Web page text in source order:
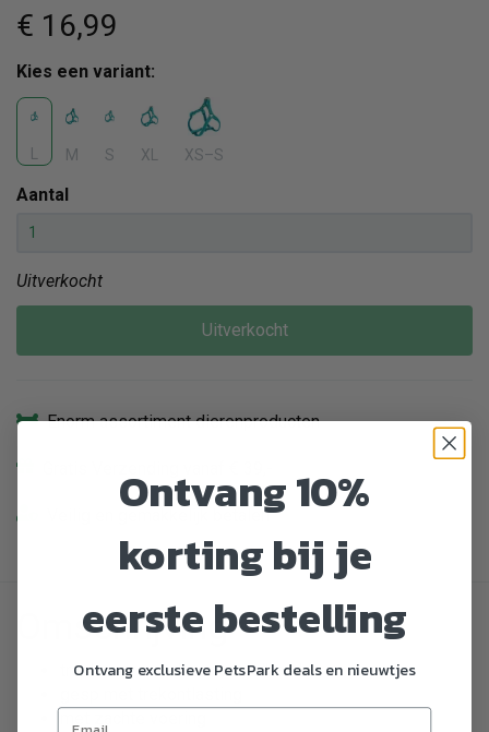
€ 16,99
Kies een variant:
L M S XL XS–S
Aantal
Uitverkocht
Uitverkocht
Enorm assortiment dierenproducten
Veilig en gemakkelijk betalen
Omschrijving
traploos verstelbaar singelband
Ontvang 10%
korting bij je
eerste bestelling
Ontvang exclusieve PetsPark deals en nieuwtjes